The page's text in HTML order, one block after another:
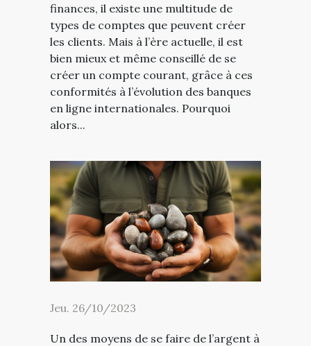
finances, il existe une multitude de
types de comptes que peuvent créer
les clients. Mais à l’ère actuelle, il est
bien mieux et même conseillé de se
créer un compte courant, grâce à ces
conformités à l’évolution des banques
en ligne internationales. Pourquoi
alors...
Jeu. 26/10/2023
Un des moyens de se faire de l’argent à